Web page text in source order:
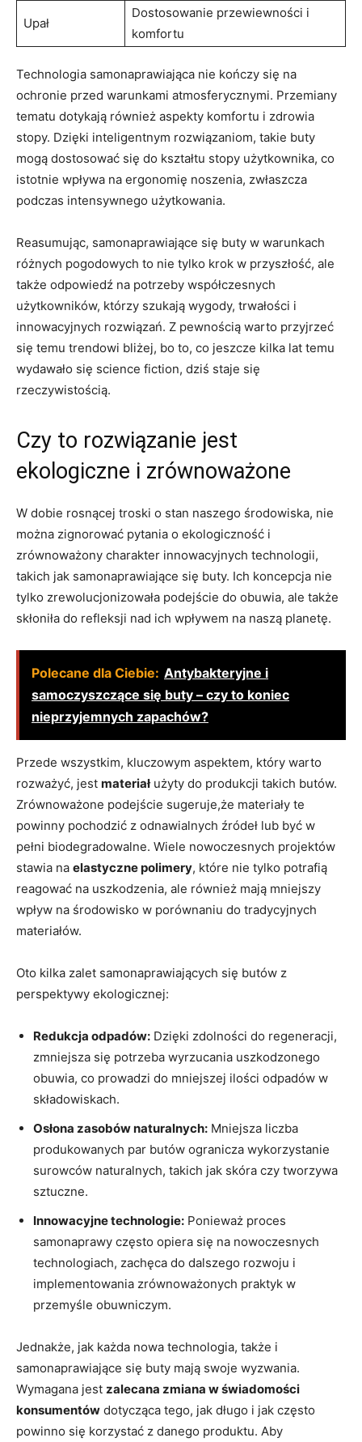
Upał
Dostosowanie przewiewności i
komfortu
Technologia samonaprawiająca nie kończy się na
ochronie przed warunkami atmosferycznymi. Przemiany
tematu dotykają również aspekty komfortu i zdrowia
stopy. Dzięki inteligentnym rozwiązaniom, takie buty
mogą dostosować się do kształtu stopy użytkownika, co
istotnie wpływa na ergonomię noszenia, zwłaszcza
podczas intensywnego użytkowania.
Reasumując, samonaprawiające się buty w warunkach
różnych pogodowych to nie tylko krok w przyszłość, ale
także odpowiedź na potrzeby współczesnych
użytkowników, którzy szukają wygody, trwałości i
innowacyjnych rozwiązań. Z pewnością warto przyjrzeć
się temu trendowi bliżej, bo to, co jeszcze kilka lat temu
wydawało się science fiction, dziś staje się
rzeczywistością.
Czy to rozwiązanie jest
ekologiczne i zrównoważone
W dobie rosnącej troski o stan naszego środowiska, nie
można zignorować pytania o ekologiczność i
zrównoważony charakter innowacyjnych technologii,
takich jak samonaprawiające się buty. Ich koncepcja nie
tylko zrewolucjonizowała podejście do obuwia, ale także
skłoniła do refleksji nad ich wpływem na naszą planetę.
Polecane dla Ciebie: Antybakteryjne i
samoczyszczące się buty – czy to koniec
nieprzyjemnych zapachów?
Przede wszystkim, kluczowym aspektem, który warto
rozważyć, jest materiałużyty do produkcji takich butów.
Zrównoważone podejście sugeruje,że materiały te
powinny pochodzić z odnawialnych źródeł lub być w
pełni biodegradowalne. Wiele nowoczesnych projektów
stawia na elastyczne polimery, które nie tylko potrafią
reagować na uszkodzenia, ale również mają mniejszy
wpływ na środowisko w porównaniu do tradycyjnych
materiałów.
Oto kilka zalet samonaprawiających się butów z
perspektywy ekologicznej:
Redukcja odpadów: Dzięki zdolności do regeneracji,
zmniejsza się potrzeba wyrzucania uszkodzonego
obuwia, co prowadzi do mniejszej ilości odpadów w
składowiskach.
Osłona zasobów naturalnych: Mniejsza liczba
produkowanych par butów ogranicza wykorzystanie
surowców naturalnych, takich jak skóra czy tworzywa
sztuczne.
Innowacyjne technologie: Ponieważ proces
samonaprawy często opiera się na nowoczesnych
technologiach, zachęca do dalszego rozwoju i
implementowania zrównoważonych praktyk w
przemyśle obuwniczym.
Jednakże, jak każda nowa technologia, także i
samonaprawiające się buty mają swoje wyzwania.
Wymagana jest zalecana zmiana w świadomości
konsumentów dotycząca tego, jak długo i jak często
powinno się korzystać z danego produktu. Aby